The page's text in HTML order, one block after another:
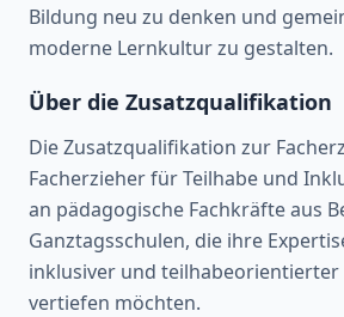
Bildung neu zu denken und
moderne Lernkultur zu gestalten.
Über die Zusatzqualifikation
Die Zusatzqualifikation zur
Facherzieher für Teilhabe und
an pädagogische Fachkräfte aus
Ganztagsschulen, die ihre
inklusiver und teilhabeorientierter
vertiefen möchten.